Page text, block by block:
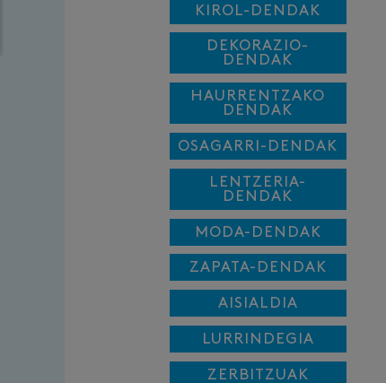
KIROL-DENDAK
DEKORAZIO-
DENDAK
HAURRENTZAKO
DENDAK
OSAGARRI-DENDAK
LENTZERIA-
DENDAK
MODA-DENDAK
ZAPATA-DENDAK
AISIALDIA
LURRINDEGIA
ZERBITZUAK